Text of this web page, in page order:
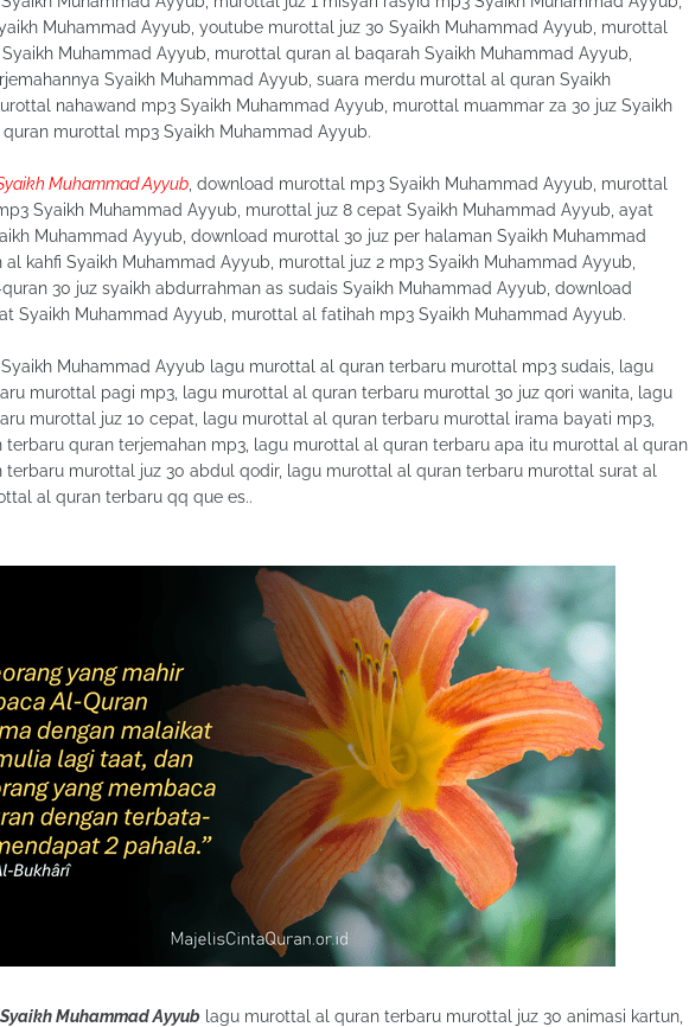
Muhammad Ayyub, youtube murottal juz 30 Syaikh Muhammad Ayyub, murottal
Muhammad Ayyub, murottal quran al baqarah Syaikh Muhammad Ayyub,
Syaikh Muhammad Ayyub, suara merdu murottal al quran Syaikh
nahawand mp3 Syaikh Muhammad Ayyub, murottal muammar za 30 juz Syaikh
murottal mp3 Syaikh Muhammad Ayyub.
Muhammad Ayyub , download murottal mp3 Syaikh Muhammad Ayyub, murottal
Syaikh Muhammad Ayyub, murottal juz 8 cepat Syaikh Muhammad Ayyub, ayat
Muhammad Ayyub, download murottal 30 juz per halaman Syaikh Muhammad
kahfi Syaikh Muhammad Ayyub, murottal juz 2 mp3 Syaikh Muhammad Ayyub,
30 juz syaikh abdurrahman as sudais Syaikh Muhammad Ayyub, download
Syaikh Muhammad Ayyub, murottal al fatihah mp3 Syaikh Muhammad Ayyub.
Muhammad Ayyub lagu murottal al quran terbaru murottal mp3 sudais, lagu
murottal pagi mp3, lagu murottal al quran terbaru murottal 30 juz qori wanita, lagu
murottal juz 10 cepat, lagu murottal al quran terbaru murottal irama bayati mp3,
terbaru quran terjemahan mp3, lagu murottal al quran terbaru apa itu murottal al quran,
terbaru murottal juz 30 abdul qodir, lagu murottal al quran terbaru murottal surat al
al quran terbaru qq que es..
Muhammad Ayyub lagu murottal al quran terbaru murottal juz 30 animasi kartun,